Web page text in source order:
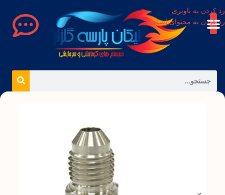
رد کردن به ناوبری
رد کردن به محتوای اصلی